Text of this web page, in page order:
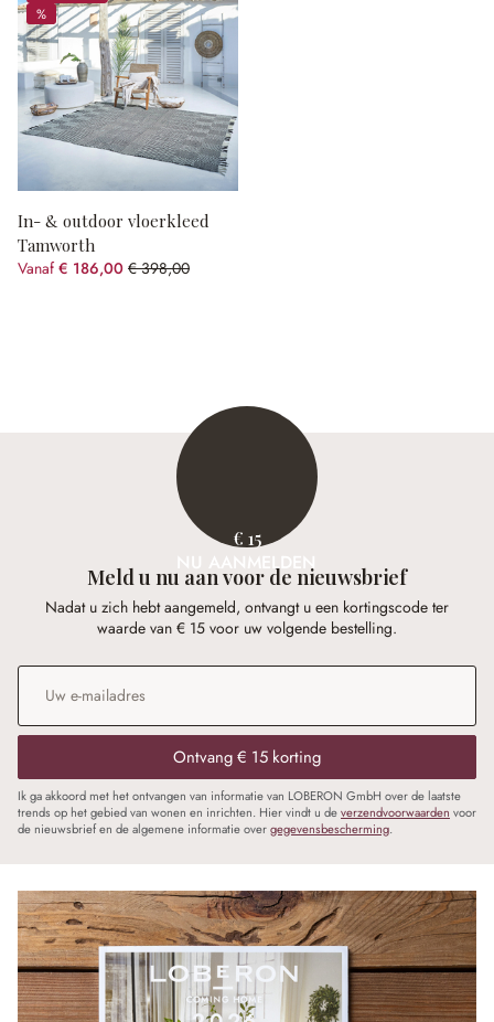
%
%
In- & outdoor vloerkleed
Tamworth
Vanaf € 186,00 € 398,00
(53.27% gespart)
€ 15
NU AANMELDEN
Meld u nu aan voor de nieuwsbrief
Nadat u zich hebt aangemeld, ontvangt u een kortingscode ter
waarde van € 15 voor uw volgende bestelling.
E-mailadres
Ontvang € 15 korting
Ik ga akkoord met het ontvangen van informatie van LOBERON GmbH over de laatste
trends op het gebied van wonen en inrichten. Hier vindt u deverzendvoorwaarden voor
de nieuwsbrief en de algemene informatie overgegevensbescherming.